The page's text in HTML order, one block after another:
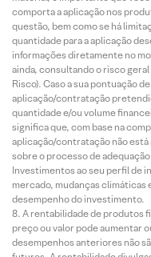
comporta a aplicação nos
questão, bem como se há
quantidade para a aplicação
informações diretamente no
ainda, consultando o risco
Risco). Caso a sua pontuação
aplicação/contratação
quantidade e/ou volume
significa que, com base na
aplicação/contratação não está
sobre o processo de
Investimentos ao seu perfil de
mercado, mudanças climáticas
desempenho do investimento.
A rentabilidade de produtos
preço ou valor pode aumentar
desempenhos anteriores não